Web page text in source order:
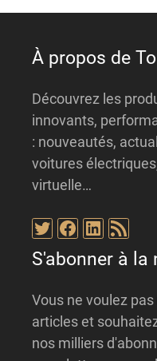
À propos de
Découvrez les
innovants,
: nouveautés,
voitures
virtuelle…
Twitter
Facebook
LinkedIn
Flux RSS
S'abonner à la
Vous ne voulez
articles et
nos milliers